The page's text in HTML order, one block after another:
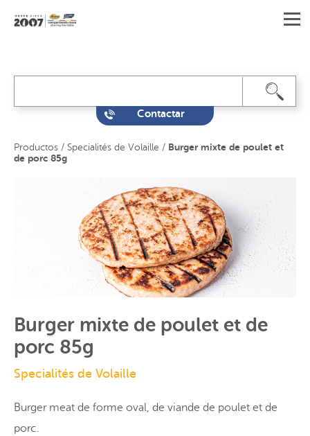
Contactar
Productos / Specialités de Volaille / Burger mixte de poulet et
de porc 85g
Burger mixte de poulet et de
porc 85g
Specialités de Volaille
Burger meat de forme oval, de viande de poulet et de
porc.